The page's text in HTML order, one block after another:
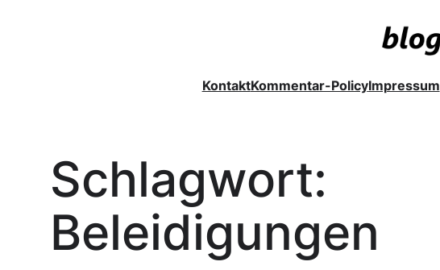
KontaktKommentar-PolicyImpressum
Schlagwort:
Beleidigungen